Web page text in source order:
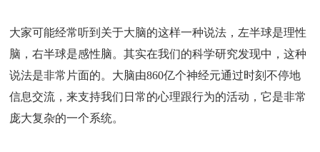
大家可能经常听到关于大脑的这样一种说法，左半球是理性
脑，右半球是感性脑。其实在我们的科学研究发现中，这种
说法是非常片面的。大脑由860亿个神经元通过时刻不停地
信息交流，来支持我们日常的心理跟行为的活动，它是非常
庞大复杂的一个系统。